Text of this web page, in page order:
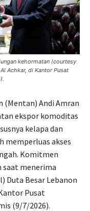
kehormatan (courtesy
Achkar, di Kantor Pusat
(Mentan) Andi Amran
ekspor komoditas
kelapa dan
memperluas akses
Komitmen
saat menerima
Duta Besar Lebanon
Pusat
(9/7/2026).